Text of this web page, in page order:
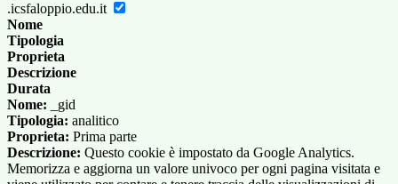
.icsfaloppio.edu.it
Nome
Tipologia
Proprieta
Descrizione
Durata
Nome: _gid
Tipologia: analitico
Proprieta: Prima parte
Descrizione: Questo cookie è impostato da Google Analytics.
Memorizza e aggiorna un valore univoco per ogni pagina visitata e